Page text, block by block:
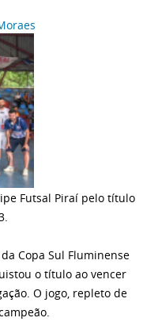
Futsal Piraí pelo título
Copa Sul Fluminense
o título ao vencer
O jogo, repleto de